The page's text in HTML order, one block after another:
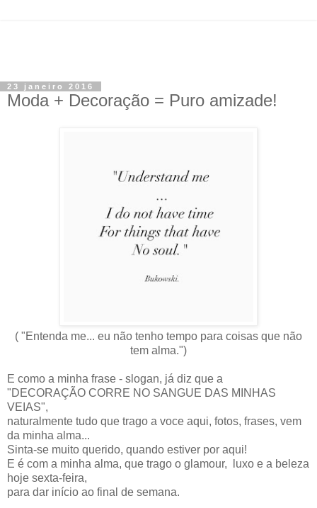
23 janeiro 2016
Moda + Decoração = Puro amizade!
( "Entenda me... eu não tenho tempo para coisas que não
tem alma.")
E como a minha frase - slogan, já diz que a
"DECORAÇÃO CORRE NO SANGUE DAS MINHAS
VEIAS",
naturalmente tudo que trago a voce aqui, fotos, frases, vem
da minha alma...
Sinta-se muito querido, quando estiver por aqui!
E é com a minha alma, que trago o glamour, luxo e a beleza
hoje sexta-feira,
para dar início ao final de semana.